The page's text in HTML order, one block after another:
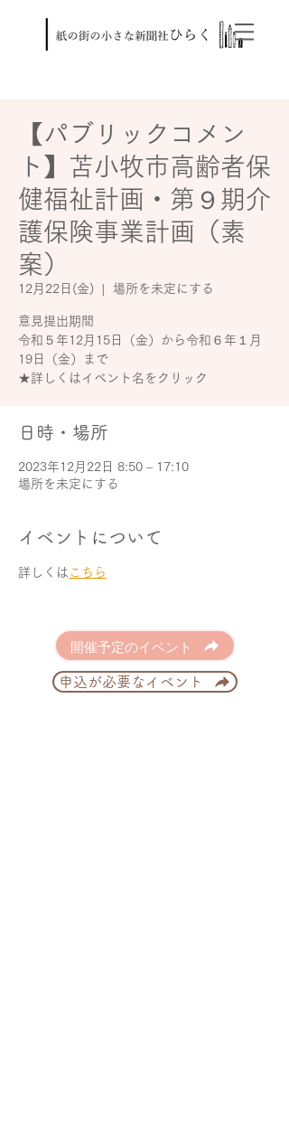
【パブリックコメン
ト】苫小牧市高齢者保
健福祉計画・第９期介
護保険事業計画（素
案）
12月22日(金) 場所を未定にする
意見提出期間
令和５年12月15日（金）から令和６年１月
19日（金）まで
★詳しくはイベント名をクリック
日時・場所
2023年12月22日 8:50 – 17:10
場所を未定にする
イベントについて
詳しくは こちら
開催予定のイベント
申込が必要なイベント